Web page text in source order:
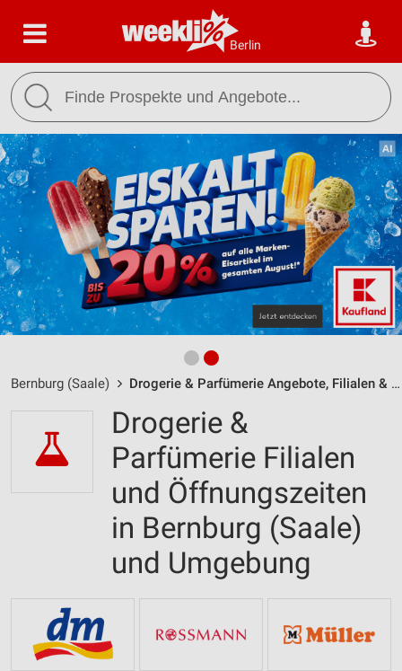
Berlin
Bernburg (Saale) Drogerie & Parfümerie Angebote, Filialen & Öffnungszeiten
Drogerie &
Parfümerie Filialen
und Öffnungszeiten
in Bernburg (Saale)
und Umgebung